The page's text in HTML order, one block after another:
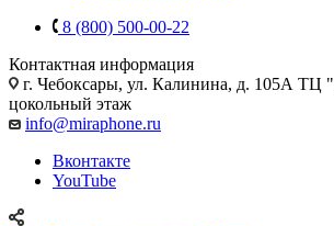
8 (800) 500-00-22
Контактная информация
г. Чебоксары, ул. Калинина, д. 105А
цокольный этаж
info@miraphone.ru
Вконтакте
YouTube